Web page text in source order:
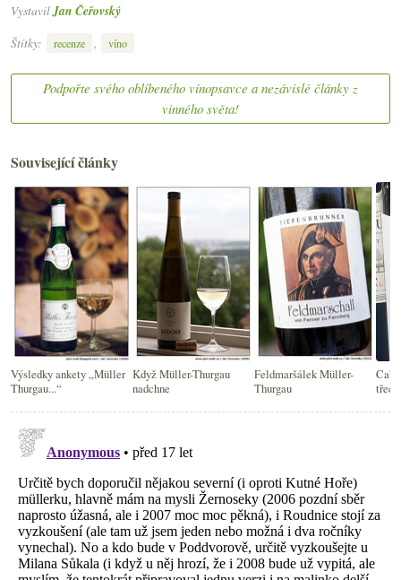
Vystavil Jan Čeřovský
Štítky:
recenze , víno
Podpořte svého oblíbeného vínopsavce a nezávislé články z
vinného světa!
Související články
Výsledky ankety „Müller
Thurgau...“
Když Müller-Thurgau
nadchne
Feldmaršálek Müller-
Thurgau